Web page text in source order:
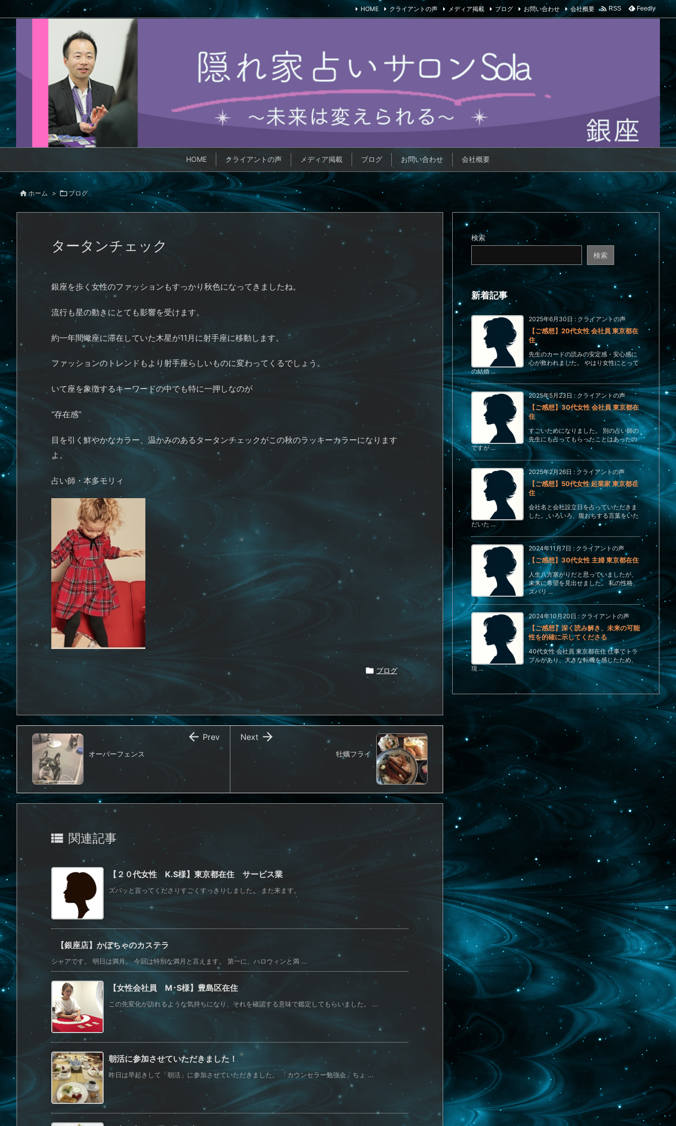
HOME クライアントの声 メディア掲載 ブログ お問い合わせ 会社概要
HOME クライアントの声 メディア掲載 ブログ お問い合わせ 会社概要  RSS Feedly
ホーム > ブログ
タータンチェック
銀座を歩く女性のファッションもすっかり秋色になってきましたね。
流行も星の動きにとても影響を受けます。
約一年間蠍座に滞在していた木星が11月に射手座に移動します。
ファッションのトレンドもより射手座らしいものに変わってくるでしょう。
いて座を象徴するキーワードの中でも特に一押しなのが
“存在感”
目を引く鮮やかなカラー、温かみのあるタータンチェックがこの秋のラッキーカラーになります
よ。
占い師・本多モリィ
 ブログ
牡蠣フライ

Next
オーバーフェンス
 Prev
 関連記事
【２０代女性 K.S様】東京都在住 サービス業
ズバッと言ってくださりすごくすっきりしました。 また来ます。
【銀座店】かぼちゃのカステラ
シャアです。 明日は満月。 今回は特別な満月と言えます。 第一に、ハロウィンと満 ...
【女性会社員 M･S様】豊島区在住
この先変化が訪れるような気持ちになり、それを確認する意味で鑑定してもらいました。 ...
朝活に参加させていただきました！
昨日は早起きして「朝活」に参加させていただきました。 「カウンセラー勉強会」ちょ ...
検索
検索
新着記事
2025年6月30日 : クライアントの声
【ご感想】20代女性 会社員 東京都在
住
先生のカードの読みの安定感・安心感に
心が救われました。 やはり女性にとって
の結婚 ...
2025年5月23日 : クライアントの声
【ご感想】30代女性 会社員 東京都在
住
すごいためになりました。 別の占い師の
先生にも占ってもらったことはあったの
ですが ...
2025年2月26日 : クライアントの声
【ご感想】50代女性 起業家 東京都在
住
会社名と会社設立日を占っていただきま
した。 いろいろ、腹おちする言葉をいた
だいた ...
2024年11月7日 : クライアントの声
【ご感想】30代女性 主婦 東京都在住
人生八方塞がりだと思っていましたが、
未来に希望を見出せました。 私の性格、
ズバリ ...
2024年10月20日 : クライアントの声
【ご感想】深く読み解き、未来の可能
性を的確に示してくださる
40代女性 会社員 東京都在住 仕事でトラ
ブルがあり、大きな転機を感じたため、
現 ...